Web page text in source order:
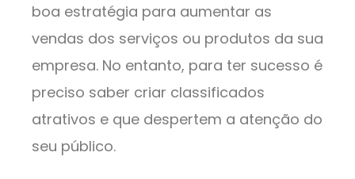
boa estratégia para aumentar as
vendas dos serviços ou produtos da sua
empresa. No entanto, para ter sucesso é
preciso saber criar classificados
atrativos e que despertem a atenção do
seu público.